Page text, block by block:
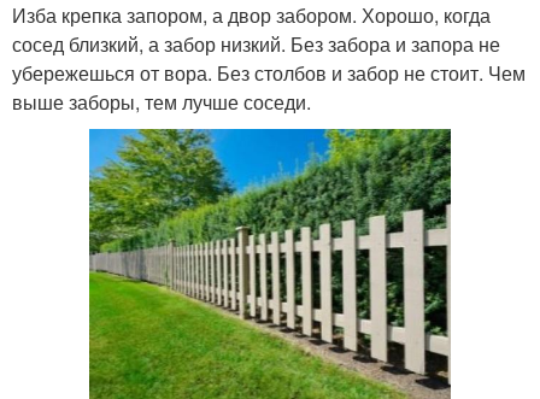
Изба крепка запором, а двор забором. Хорошо, когда
сосед близкий, а забор низкий. Без забора и запора не
убережешься от вора. Без столбов и забор не стоит. Чем
выше заборы, тем лучше соседи.